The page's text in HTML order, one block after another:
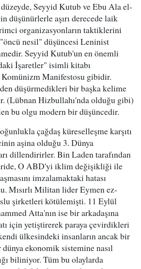
Seyyid Kutub ve Ebu Ala el-
düşünürlerle aşırı derecede laik
organizasyonların taktiklerini
nesil" düşüncesi Leninist
Seyyid Kutub'un en önemli
İşaretler" isimli kitabı
Manifestosu gibidir.
düşürmedikleri bir başka kelime
(Lübnan Hizbullahı'nda olduğu gibi)
bu olgu modern bir düşüncedir.
çağdaş küreselleşme karşıtı
aşina olduğu 3. Dünya
dillendirirler. Bin Laden tarafından
O ABD'yi iklim değişikliği ile
imzalamaktaki hatası
Mısırlı Militan lider Eymen ez-
şirketleri kötülemişti. 11 Eylül
Atta'nın ise bir arkadaşına
için yetiştirerek paraya çevirdikleri
ülkesindeki insanların ancak bir
ekonomik sistemine nasıl
biliniyor. Tüm bu olaylarda